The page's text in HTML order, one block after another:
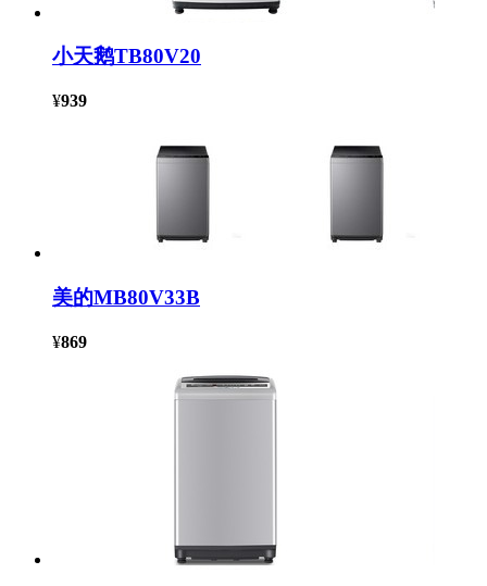
小天鹅TB80V20
¥939
美的MB80V33B
¥869